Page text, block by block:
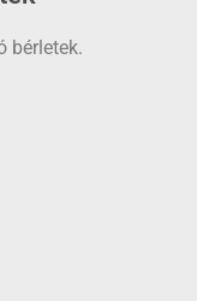
bérletek.